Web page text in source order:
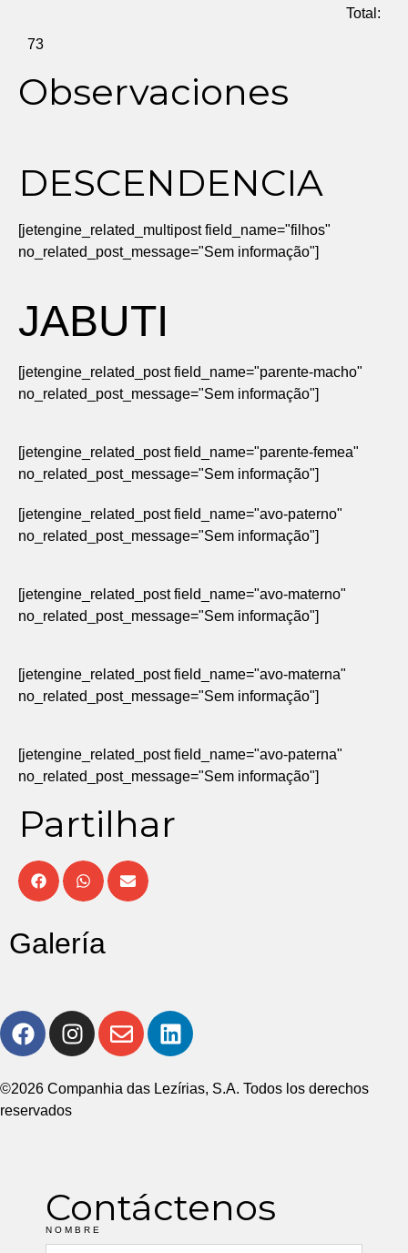
Total:
73
Observaciones
DESCENDENCIA
[jetengine_related_multipost field_name="filhos"
no_related_post_message="Sem informação"]
JABUTI
[jetengine_related_post field_name="parente-macho"
no_related_post_message="Sem informação"]
[jetengine_related_post field_name="parente-femea"
no_related_post_message="Sem informação"]
[jetengine_related_post field_name="avo-paterno"
no_related_post_message="Sem informação"]
[jetengine_related_post field_name="avo-materno"
no_related_post_message="Sem informação"]
[jetengine_related_post field_name="avo-materna"
no_related_post_message="Sem informação"]
[jetengine_related_post field_name="avo-paterna"
no_related_post_message="Sem informação"]
Partilhar
Galería
©2026 Companhia das Lezírias, S.A. Todos los derechos
reservados
Contáctenos
NOMBRE